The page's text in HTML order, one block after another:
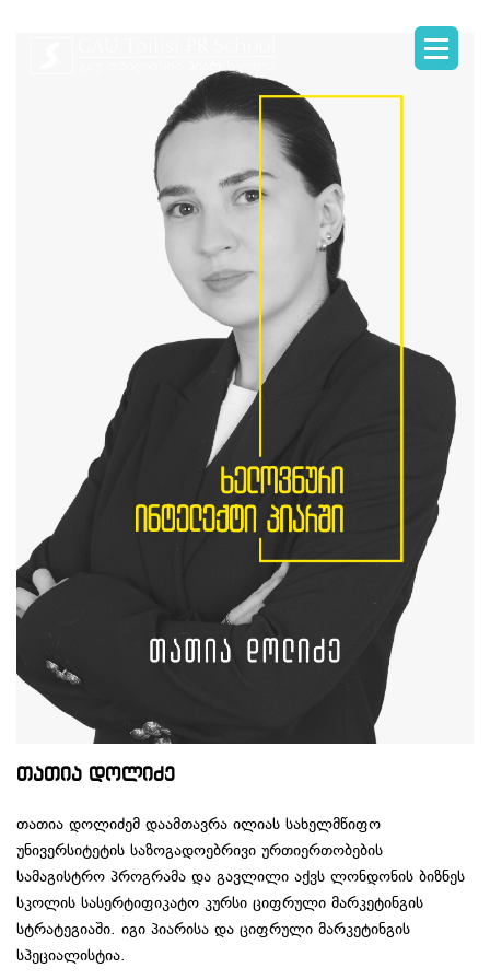
თათია დოლიძე
თათია დოლიძემ დაამთავრა ილიას სახელმწიფო
უნივერსიტეტის საზოგადოებრივი ურთიერთობების
სამაგისტრო პროგრამა და გავლილი აქვს ლონდონის ბიზნეს
სკოლის სასერტიფიკატო კურსი ციფრული მარკეტინგის
სტრატეგიაში. იგი პიარისა და ციფრული მარკეტინგის
სპეციალისტია.